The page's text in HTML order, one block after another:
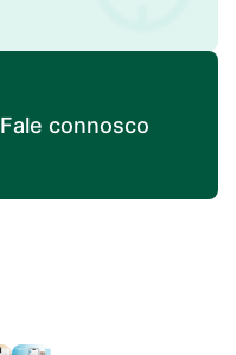
Fale connosco